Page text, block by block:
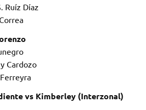
Ruíz Díaz
Cardozo
vs Kimberley (Interzonal)